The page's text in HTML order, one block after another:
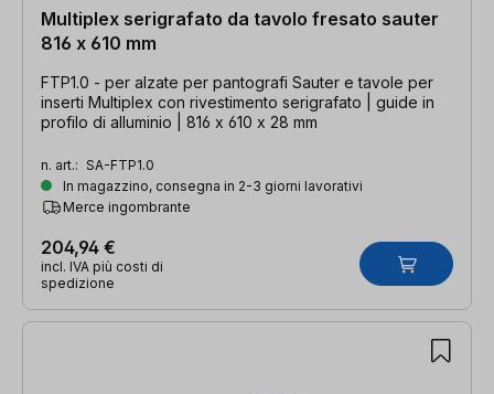
Multiplex serigrafato da tavolo fresato sauter
816 x 610 mm
FTP1.0 - per alzate per pantografi Sauter e tavole per
inserti Multiplex con rivestimento serigrafato | guide in
profilo di alluminio | 816 x 610 x 28 mm
n. art.: SA-FTP1.0
In magazzino, consegna in 2-3 giorni lavorativi
Merce ingombrante
204,94 €
incl. IVA più costi di
spedizione